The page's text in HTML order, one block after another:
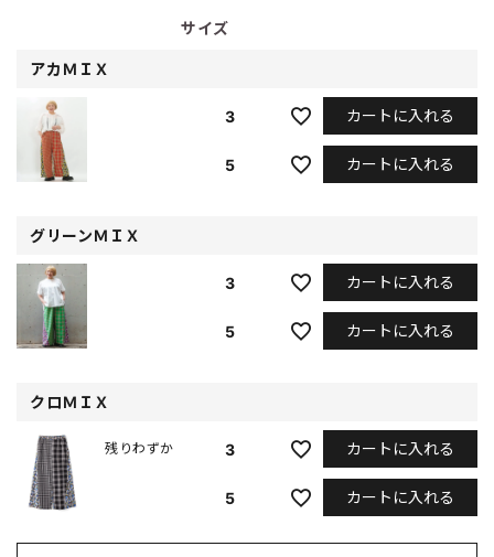
サイズ
アカＭＩＸ
3 カートに入れる
5 カートに入れる
グリーンＭＩＸ
3 カートに入れる
5 カートに入れる
クロＭＩＸ
3
残りわずか カートに入れる
5 カートに入れる